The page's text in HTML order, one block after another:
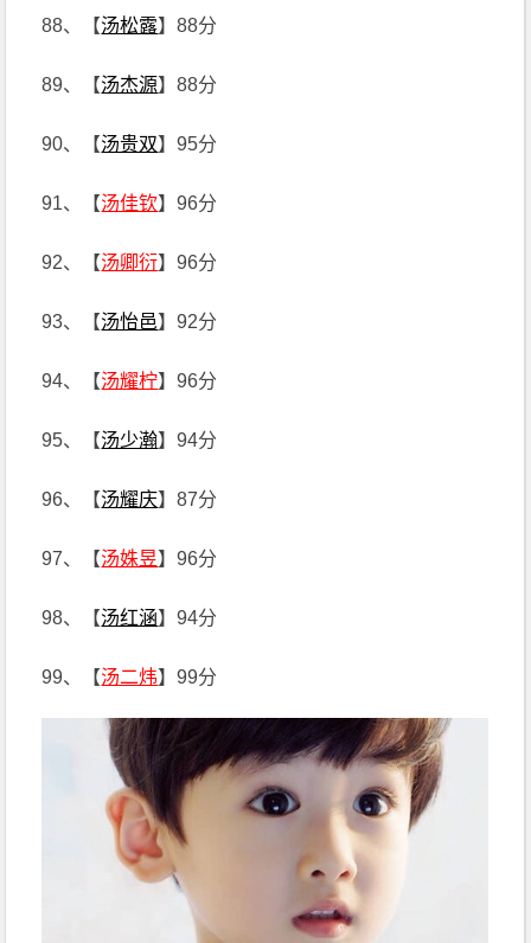
88、【汤松露】88分
89、【汤杰源】88分
90、【汤贵双】95分
91、【汤佳钦】96分
92、【汤卿衍】96分
93、【汤怡邑】92分
94、【汤耀柠】96分
95、【汤少瀚】94分
96、【汤耀庆】87分
97、【汤姝昱】96分
98、【汤红涵】94分
99、【汤二炜】99分